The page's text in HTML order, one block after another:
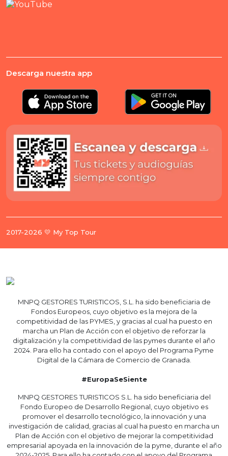
Descarga nuestra app
2017-2026 💛 My Top Tour
MNPQ GESTORES TURISTICOS, S.L. ha sido beneficiaria de
Fondos Europeos, cuyo objetivo es la mejora de la
competitividad de las PYMES, y gracias al cual ha puesto en
marcha un Plan de Acción con el objetivo de reforzar la
digitalización y la competitividad de las pymes durante el año
2024. Para ello ha contado con el apoyo del Programa Pyme
Digital de la Cámara de Comercio de Granada.
#EuropaSeSiente
MNPQ GESTORES TURISTICOS S.L. ha sido beneficiaria del
Fondo Europeo de Desarrollo Regional, cuyo objetivo es
promover el desarrollo tecnológico, la innovación y una
investigación de calidad, gracias al cual ha puesto en marcha un
Plan de Acción con el objetivo de mejorar la competitividad
empresarial apoyada en la innovación de la pyme, durante el año